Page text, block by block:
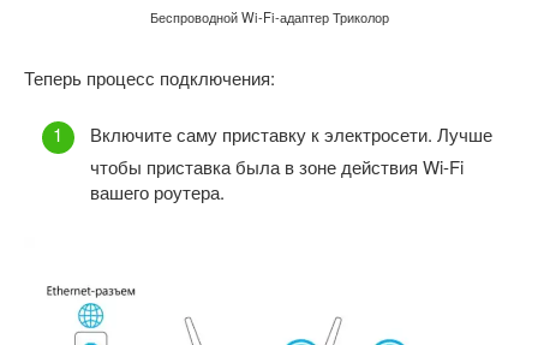
Беспроводной Wi-Fi-адаптер Триколор
Теперь процесс подключения:
Включите саму приставку к электросети. Лучше
чтобы приставка была в зоне действия Wi-Fi
вашего роутера.